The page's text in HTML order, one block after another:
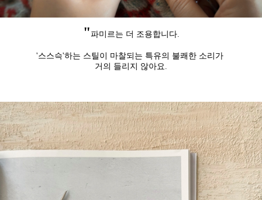
"파미르는 더 조용합니다.
'스스슥'하는 스틸이 마찰되는 특유의 불쾌한 소리가
거의 들리지 않아요.